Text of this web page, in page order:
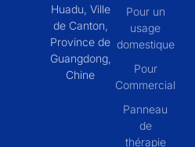
Huadu, Ville
de Canton,
Province de
Guangdong,
Chine
Pour un
usage
domestique
Pour
Commercial
Panneau
de
thérapie